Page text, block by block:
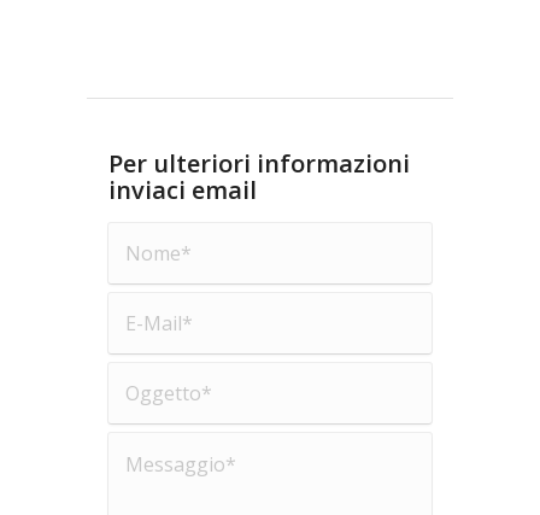
Per ulteriori informazioni
inviaci email